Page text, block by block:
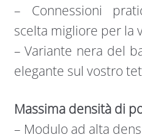
– Connessioni
scelta migliore per la
– Variante nera del
elegante sul vostro
Massima densità di
– Modulo ad alta